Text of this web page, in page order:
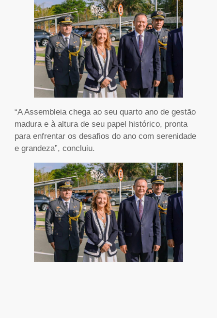
“A Assembleia chega ao seu quarto ano de gestão
madura e à altura de seu papel histórico, pronta
para enfrentar os desafios do ano com serenidade
e grandeza”, concluiu.